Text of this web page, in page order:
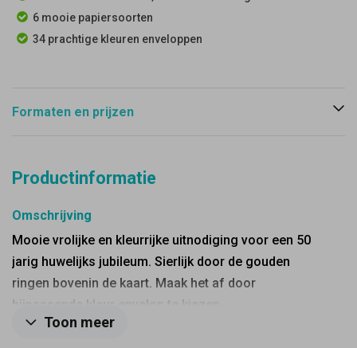
6 mooie papiersoorten
34 prachtige kleuren enveloppen
Formaten en prijzen
Productinformatie
Omschrijving
Mooie vrolijke en kleurrijke uitnodiging voor een 50
jarig huwelijks jubileum. Sierlijk door de gouden
ringen bovenin de kaart. Maak het af door
bijpassende kleur envelop te kiezen.
Toon meer